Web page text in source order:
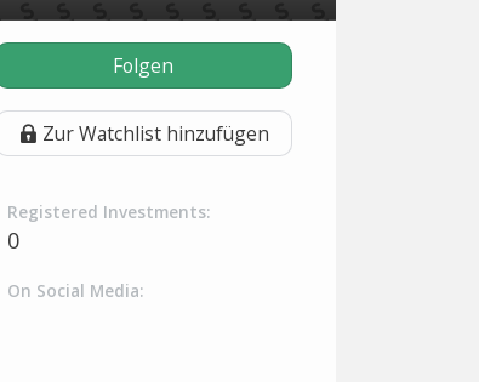
Folgen
Zur Watchlist hinzufügen
Registered Investments:
0
On Social Media: